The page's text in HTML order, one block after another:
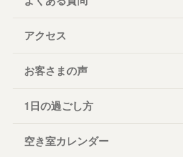
アクセス
お客さまの声
1日の過ごし方
空き室カレンダー